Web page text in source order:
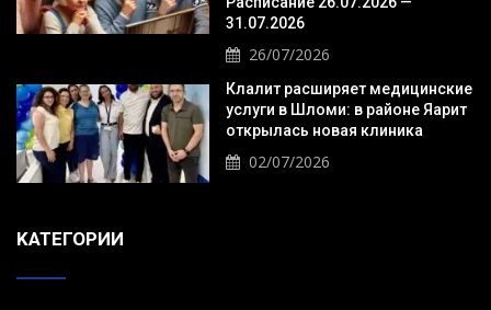
31.07.2026
26/07/2026
Клалит расширяет медицинские
услуги в Шломи: в районе Яарит
открылась новая клиника
02/07/2026
KАТЕГОРИИ